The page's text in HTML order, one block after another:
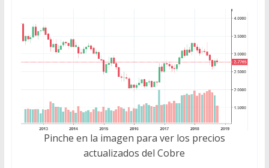
Pinche en la imagen para ver los precios
actualizados del Cobre